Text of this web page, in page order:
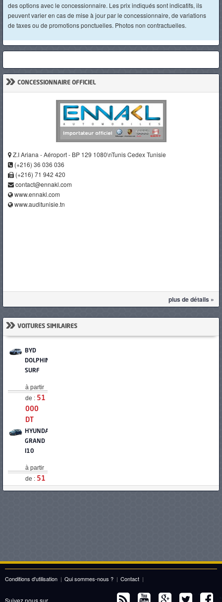
des options avec le concessionnaire. Les prix indiqués sont indicatifs, ils
peuvent varier en cas de mise à jour par le concessionnaire, de variations
de taxes ou de promotions ponctuelles. Photos non contractuelles.
» CONCESSIONNAIRE OFFICIEL
Z.I Ariana - Aéroport - BP 129 1080\nTunis Cedex Tunisie
(+216) 36 036 036
(+216) 71 942 420
contact@ennakl.com
www.ennakl.com
www.auditunisie.tn
plus de détails »
» VOITURES SIMILAIRES
BYD
DOLPHIN
SURF
à partir
de : 51
000
DT
HYUNDAI
GRAND
I10
à partir
de : 51
950
480
DT
SUZUKI
Conditions d'utilisation | Qui sommes-nous ? | Contact |
Suivez nous sur